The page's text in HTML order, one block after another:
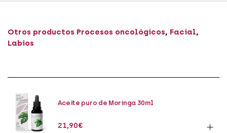
Otros productos Procesos oncológicos, Facial,
Labios
Aceite puro de Moringa 30ml
21,90€